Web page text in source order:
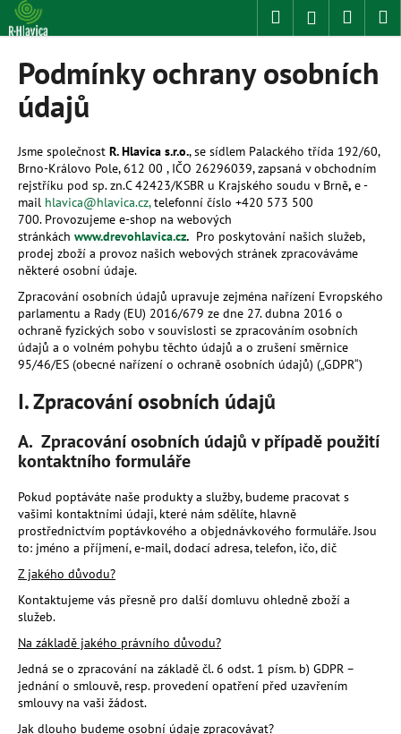
Přejít
na
obsah
Hledat Přihlášení
Podmínky ochrany osobních
údajů
Jsme společnost R. Hlavica s.r.o., se sídlem Palackého třída 192/60,
Brno-Královo Pole, 612 00 , IČO 26296039, zapsaná v obchodním
rejstříku pod sp. zn.C 42423/KSBR u Krajského soudu v Brně, e-
mail hlavica@hlavica.cz,telefonní číslo +420 573 500
700. Provozujeme e-shop na webových
stránkách www.drevohlavica.cz. Pro poskytování našich služeb,
prodej zboží a provoz našich webových stránek zpracováváme
některé osobní údaje.
Zpracování osobních údajů upravuje zejména nařízení Evropského
parlamentu a Rady (EU) 2016/679 ze dne 27. dubna 2016 o
ochraně fyzických sobo v souvislosti se zpracováním osobních
údajů a o volném pohybu těchto údajů a o zrušení směrnice
95/46/ES (obecné nařízení o ochraně osobních údajů) („GDPR“)
I. Zpracování osobních údajů
A. Zpracování osobních údajů v případě použití
kontaktního formuláře
Pokud poptáváte naše produkty a služby, budeme pracovat s
vašimi kontaktními údaji, které nám sdělíte, hlavně
prostřednictvím poptávkového a objednávkového formuláře. Jsou
to: jméno a příjmení, e-mail, dodací adresa, telefon, ičo, dič
Z jakého důvodu?
Kontaktujeme vás přesně pro další domluvu ohledně zboží a
služeb.
Na základě jakého právního důvodu?
Jedná se o zpracování na základě čl. 6 odst. 1 písm. b) GDPR –
jednání o smlouvě, resp. provedení opatření před uzavřením
smlouvy na vaši žádost.
Jak dlouho budeme osobní údaje zpracovávat?
o
C
o
p
o
t
ř
e
b
u
j
e
t
e
n
j
í
t
?
HLEDAT
D
o
p